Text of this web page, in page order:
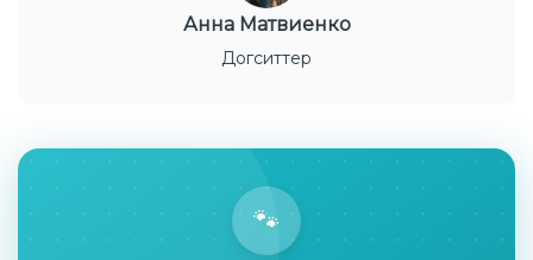
Анна Матвиенко
Догситтер
🐾